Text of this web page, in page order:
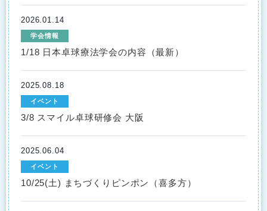
2026.01.14
学会情報
1/18 日本卓球療法学会の内容（最新）
2025.08.18
イベント
3/8 スマイル卓球研修会 大阪
2025.06.04
イベント
10/25(土) まちづくりピンポン（喜多方）